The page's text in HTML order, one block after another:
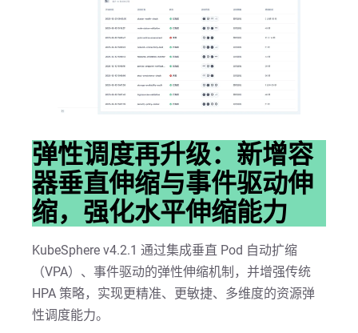
弹性调度再升级：新增容
器垂直伸缩与事件驱动伸
缩，强化水平伸缩能力
KubeSphere v4.2.1 通过集成垂直 Pod 自动扩缩
（VPA）、事件驱动的弹性伸缩机制，并增强传统
HPA 策略，实现更精准、更敏捷、多维度的资源弹
性调度能力。